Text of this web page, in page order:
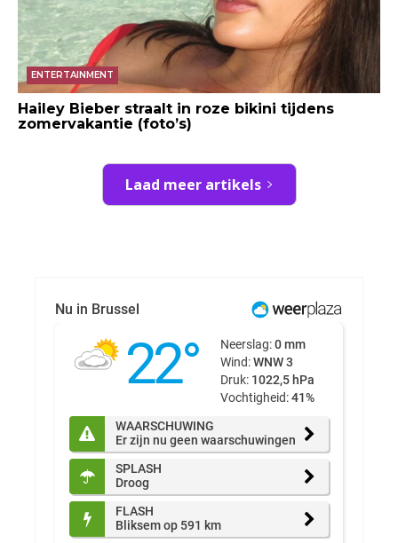
ENTERTAINMENT
Hailey Bieber straalt in roze bikini tijdens
zomervakantie (foto’s)
Laad meer artikels